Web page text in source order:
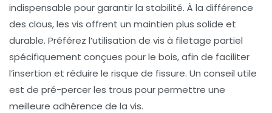
indispensable pour garantir la stabilité. À la différence
des clous, les vis offrent un maintien plus solide et
durable. Préférez l’utilisation de vis à filetage partiel
spécifiquement conçues pour le bois, afin de faciliter
l’insertion et réduire le risque de fissure. Un conseil utile
est de pré-percer les trous pour permettre une
meilleure adhérence de la vis.